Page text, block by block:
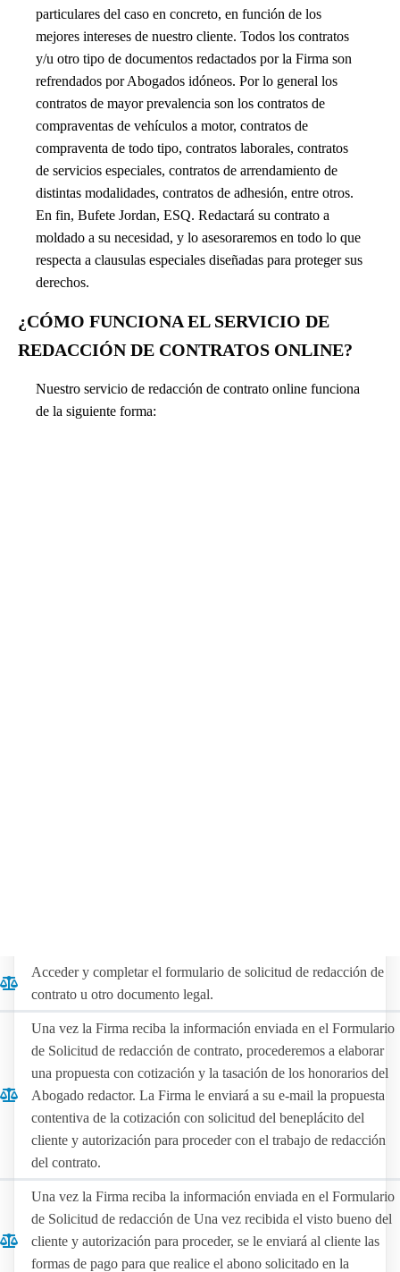
particulares del caso en concreto, en función de los
mejores intereses de nuestro cliente. Todos los contratos
y/u otro tipo de documentos redactados por la Firma son
refrendados por Abogados idóneos. Por lo general los
contratos de mayor prevalencia son los contratos de
compraventas de vehículos a motor, contratos de
compraventa de todo tipo, contratos laborales, contratos
de servicios especiales, contratos de arrendamiento de
distintas modalidades, contratos de adhesión, entre otros.
En fin, Bufete Jordan, ESQ. Redactará su contrato a
moldado a su necesidad, y lo asesoraremos en todo lo que
respecta a clausulas especiales diseñadas para proteger sus
derechos.
¿CÓMO FUNCIONA EL SERVICIO DE
REDACCIÓN DE CONTRATOS ONLINE?
Nuestro servicio de redacción de contrato online funciona
de la siguiente forma:
Acceder y completar el formulario de solicitud de redacción de
contrato u otro documento legal.
Una vez la Firma reciba la información enviada en el Formulario
de Solicitud de redacción de contrato, procederemos a elaborar
una propuesta con cotización y la tasación de los honorarios del
Abogado redactor. La Firma le enviará a su e-mail la propuesta
contentiva de la cotización con solicitud del beneplácito del
cliente y autorización para proceder con el trabajo de redacción
del contrato.
Una vez la Firma reciba la información enviada en el Formulario
de Solicitud de redacción de Una vez recibida el visto bueno del
cliente y autorización para proceder, se le enviará al cliente las
formas de pago para que realice el abono solicitado en la